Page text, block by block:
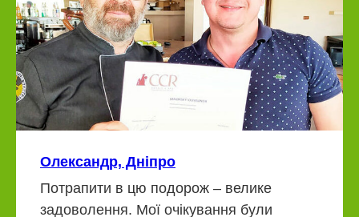
Олександр, Дніпро
Потрапити в цю подорож – велике
задоволення. Мої очікування були